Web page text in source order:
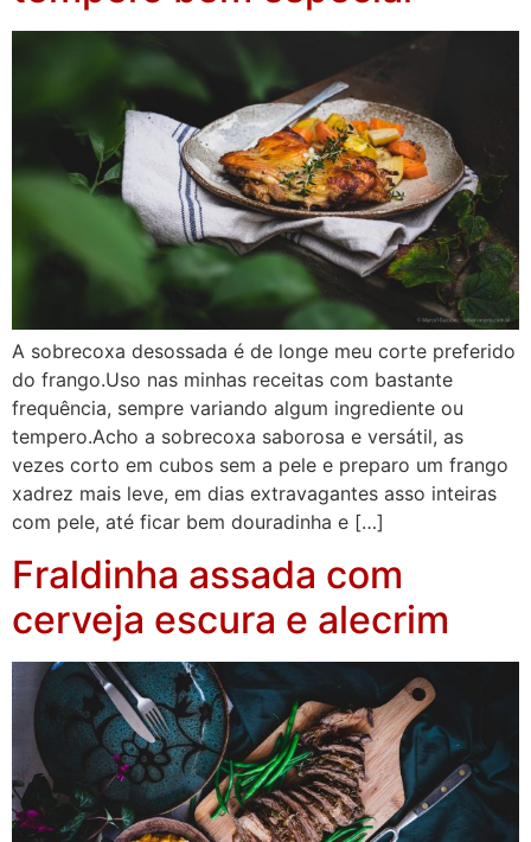
A sobrecoxa desossada é de longe meu corte preferido
do frango.Uso nas minhas receitas com bastante
frequência, sempre variando algum ingrediente ou
tempero.Acho a sobrecoxa saborosa e versátil, as
vezes corto em cubos sem a pele e preparo um frango
xadrez mais leve, em dias extravagantes asso inteiras
com pele, até ficar bem douradinha e […]
Fraldinha assada com
cerveja escura e alecrim